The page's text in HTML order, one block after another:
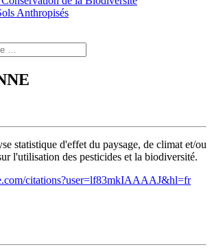
Anthropisés
statistique d'effet du paysage, de climat et/ou
l'utilisation des pesticides et la biodiversité.
citations?user=lf83mkIAAAAJ&hl=fr